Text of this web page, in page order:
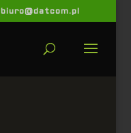
biuro@datcom.pl